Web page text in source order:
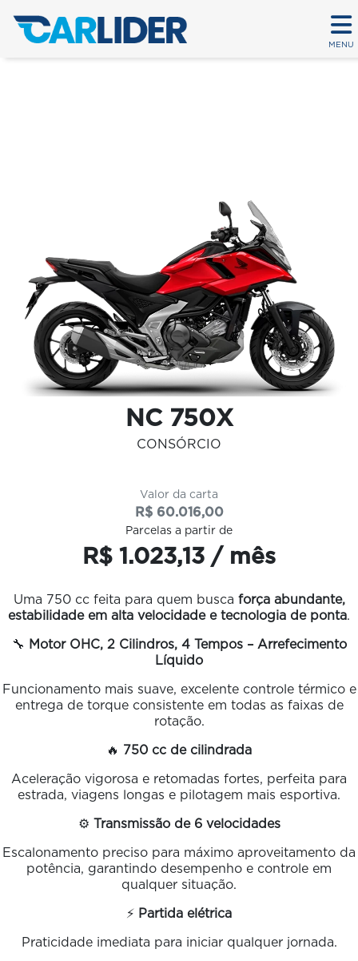
MENU
NC 750X
CONSÓRCIO
Valor da carta
R$ 60.016,00
Parcelas a partir de
R$ 1.023,13 / mês
Uma 750 cc feita para quem busca força abundante,
estabilidade em alta velocidade e tecnologia de ponta.
🔧 Motor OHC, 2 Cilindros, 4 Tempos – Arrefecimento
Líquido
Funcionamento mais suave, excelente controle térmico e
entrega de torque consistente em todas as faixas de
rotação.
🔥 750 cc de cilindrada
Aceleração vigorosa e retomadas fortes, perfeita para
estrada, viagens longas e pilotagem mais esportiva.
⚙️ Transmissão de 6 velocidades
Escalonamento preciso para máximo aproveitamento da
potência, garantindo desempenho e controle em
qualquer situação.
⚡ Partida elétrica
Praticidade imediata para iniciar qualquer jornada.